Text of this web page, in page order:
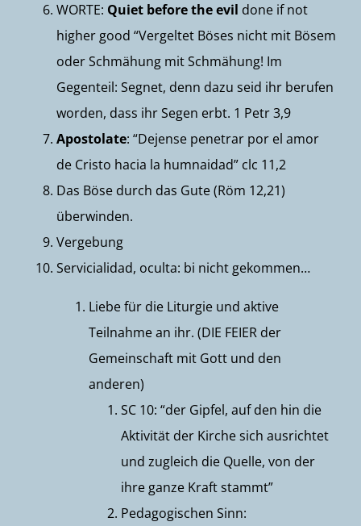
WORTE: Quiet before the evil done if not
higher good “Vergeltet Böses nicht mit Bösem
oder Schmähung mit Schmähung! Im
Gegenteil: Segnet, denn dazu seid ihr berufen
worden, dass ihr Segen erbt. 1 Petr 3,9
Apostolate: “Dejense penetrar por el amor
de Cristo hacia la humnaidad” clc 11,2
Das Böse durch das Gute (Röm 12,21)
überwinden.
Vergebung
Servicialidad, oculta: bi nicht gekommen…
Liebe für die Liturgie und aktive
Teilnahme an ihr. (DIE FEIER der
Gemeinschaft mit Gott und den
anderen)
SC 10: “der Gipfel, auf den hin die
Aktivität der Kirche sich ausrichtet
und zugleich die Quelle, von der
ihre ganze Kraft stammt”
Pedagogischen Sinn: